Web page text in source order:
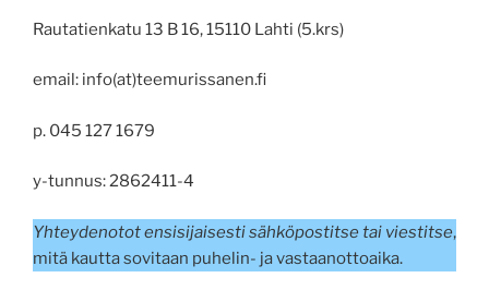
Rautatienkatu 13 B 16, 15110 Lahti (5.krs)
email: info(at)teemurissanen.fi
p. 045 127 1679
y-tunnus: 2862411-4
Yhteydenotot ensisijaisesti sähköpostitse tai viestitse,
mitä kautta sovitaan puhelin- ja vastaanottoaika.